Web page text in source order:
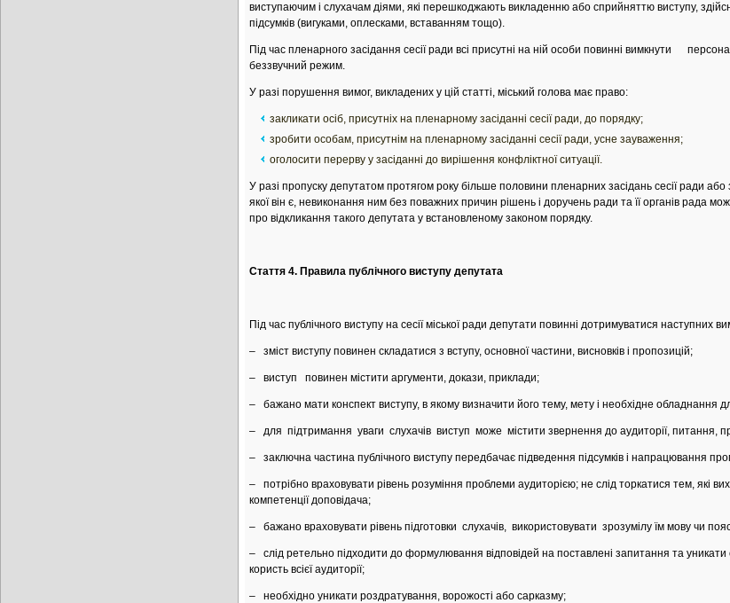
виступаючим і слухачам діями, які перешкоджають викладенню або сприйняттю виступу,
підсумків (вигуками, оплесками, вставанням тощо).
Під час пленарного засідання сесії ради всі присутні на ній особи повинні вимкнути
беззвучний режим.
У разі порушення вимог, викладених у цій статті, міський голова має право:
закликати осіб, присутніх на пленарному засіданні сесії ради, до порядку;
зробити особам, присутнім на пленарному засіданні сесії ради, усне зауваження;
оголосити перерву у засіданні до вирішення конфліктної ситуації.
У разі пропуску депутатом протягом року більше половини пленарних засідань сесії ради або
якої він є, невиконання ним без поважних причин рішень і доручень ради та її органів рада
про відкликання такого депутата у встановленому законом порядку.
Стаття 4. Правила публічного виступу депутата
Під час публічного виступу на сесії міської ради депутати повинні дотримуватися наступних
– зміст виступу повинен складатися з вступу, основної частини, висновків і пропозицій;
– виступ повинен містити аргументи, докази, приклади;
– бажано мати конспект виступу, в якому визначити його тему, мету і необхідне обладнання
– для підтримання уваги слухачів виступ може містити звернення до аудиторії, питання,
– заключна частина публічного виступу передбачає підведення підсумків і напрацювання
– потрібно враховувати рівень розуміння проблеми аудиторією; не слід торкатися тем, які
компетенції доповідача;
– бажано враховувати рівень підготовки слухачів, використовувати зрозумілу їм мову чи
– слід ретельно підходити до формулювання відповідей на поставлені запитання та
користь всієї аудиторії;
– необхідно уникати роздратування, ворожості або сарказму;